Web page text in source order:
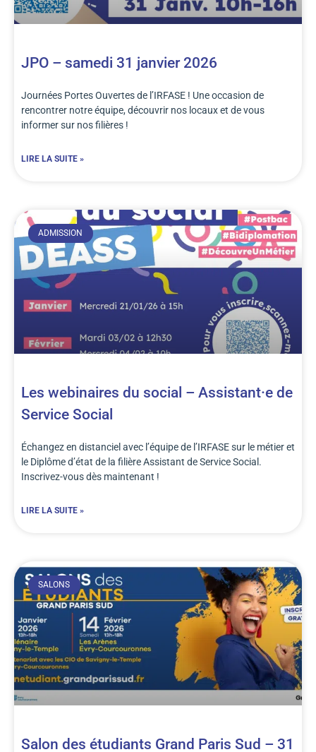
JPO – samedi 31 janvier 2026
Journées Portes Ouvertes de l’IRFASE ! Une occasion de
rencontrer notre équipe, découvrir nos locaux et de vous
informer sur nos filières !
LIRE LA SUITE »
ADMISSION
Les webinaires du social – Assistant·e de
Service Social
Échangez en distanciel avec l’équipe de l’IRFASE sur le métier et
le Diplôme d’état de la filière Assistant de Service Social.
Inscrivez-vous dès maintenant !
LIRE LA SUITE »
SALONS
Salon des étudiants Grand Paris Sud – 31